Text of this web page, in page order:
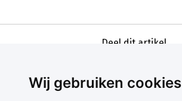
Wij gebruiken cookies
Deel dit artikel